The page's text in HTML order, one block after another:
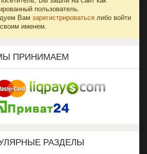
пользователь.
Вам зарегистрироваться либо войти
именем.
ПРИНИМАЕМ
РАЗДЕЛЫ